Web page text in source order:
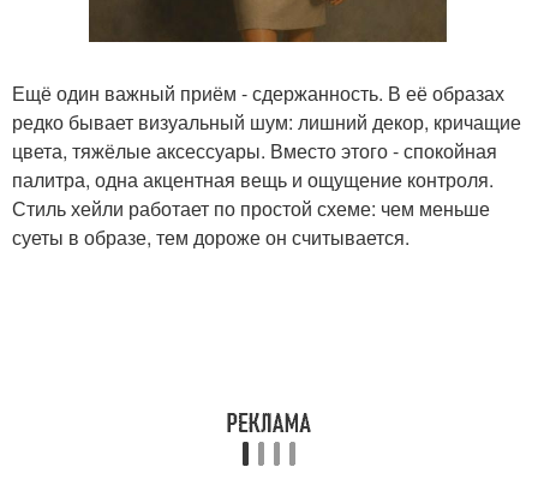
Ещё один важный приём - сдержанность. В её образах
редко бывает визуальный шум: лишний декор, кричащие
цвета, тяжёлые аксессуары. Вместо этого - спокойная
палитра, одна акцентная вещь и ощущение контроля.
Стиль хейли работает по простой схеме: чем меньше
суеты в образе, тем дороже он считывается.